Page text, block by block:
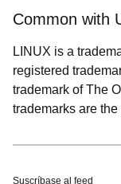
Common with
LINUX is a
registered
trademark of The
trademarks are
Suscríbase al feed